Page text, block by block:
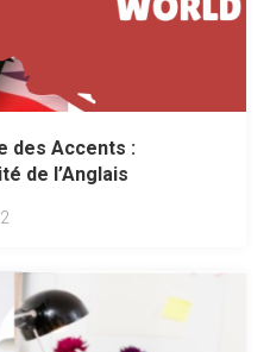
des Accents :
de l’Anglais
2